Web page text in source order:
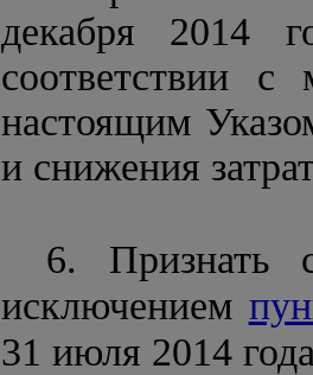
декабря 2014
соответствии с
настоящим
и снижения
6. Признать
исключением
31 июля 2014